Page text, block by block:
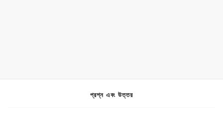
প্রশ্ন এবং উত্তর